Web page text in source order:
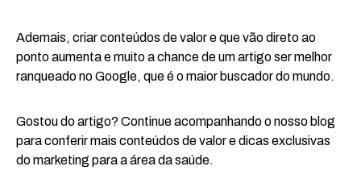
Ademais, criar conteúdos de valor e que vão direto ao
ponto aumenta e muito a chance de um artigo ser melhor
ranqueado no Google, que é o maior buscador do mundo.
Gostou do artigo? Continue acompanhando o nosso blog
para conferir mais conteúdos de valor e dicas exclusivas
do marketing para a área da saúde.